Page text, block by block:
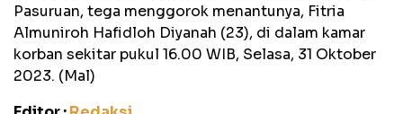
Pasuruan, tega menggorok menantunya, Fitria
Almuniroh Hafidloh Diyanah (23), di dalam kamar
korban sekitar pukul 16.00 WIB, Selasa, 31 Oktober
2023. (Mal)